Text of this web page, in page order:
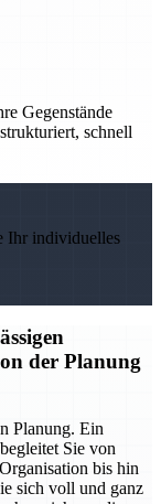
Gegenstände
schnell
Ihr individuelles
der Planung
Planung. Ein
Sie von
bis hin
sich voll und ganz